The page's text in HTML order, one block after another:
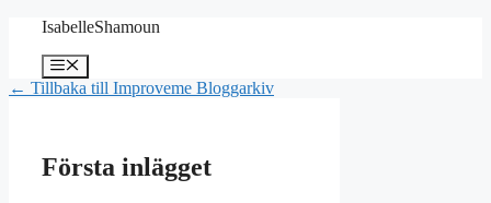
Hoppa
innehåll
IsabelleShamoun
Meny
← Tillbaka till Improveme Bloggarkiv
Första inlägget